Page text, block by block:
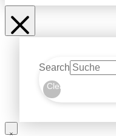
Search
Clear